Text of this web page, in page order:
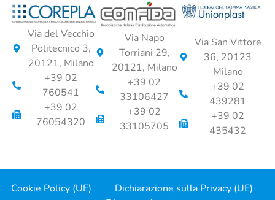
Via del Vecchio
Politecnico 3,
20121, Milano
+39 02
760541
+39 02
76054320
Via Napo
Torriani 29,
20121, Milano
+39 02
33106427
+39 02
33105705
Via San Vittore
36, 20123
Milano
+39 02
439281
+39 02
435432
Cookie Policy (UE)
Dichiarazione sulla Privacy (UE)